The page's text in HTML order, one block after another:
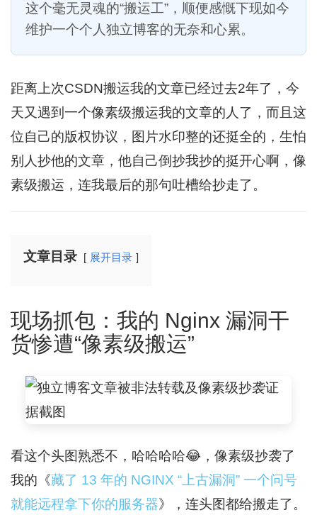
这个毫无灵魂的“搬运工”，顺便感慨下现如今
维护一个个人独立博客的无奈和心累。
距离上次CSDN搬运我的文章已经过去2年了，今
天又遇到一个像素级搬运我的文章的人了，而且这
位自己的版权协议，图片水印整的还挺全的，生怕
别人抄他的文章，他自己倒抄我抄的挺开心啊，像
素级搬运，连我最后的那句吐槽给抄走了。
文章目录 展开目录
现场抓包：我的 Nginx 漏洞干
货惨遭“像素级搬运”
看这个头图熟悉不，哈哈哈哈😂，像素级抄袭了
我的《藏了 13 年的 NGINX “上古漏洞” 一个问号
就能远程拿下你的服务器》，连头图都给搬走了。